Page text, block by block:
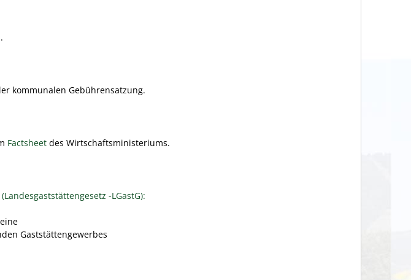
kommunalen Gebührensatzung.
Factsheet des Wirtschaftsministeriums.
-LGastG):
Gaststättengewerbes